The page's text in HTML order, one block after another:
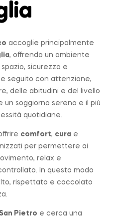
accoglie principalmente
, offrendo un ambiente
sicurezza e
seguito con attenzione,
delle abitudini e del livello
un soggiorno sereno e il più
quotidiane.
comfort, cura e
per permettere ai
relax e
In questo modo
rispettato e coccolato
Pietro e cerca una